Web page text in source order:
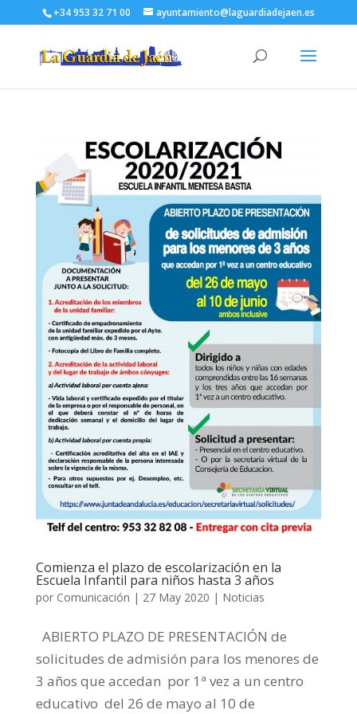
+34 953 32 71 00 ayuntamiento@laguardiadejaen.es
Comienza el plazo de escolarización en la
Escuela Infantil para niños hasta 3 años
por Comunicación | 27 May 2020 | Noticias
ABIERTO PLAZO DE PRESENTACIÓN de
solicitudes de admisión para los menores de
3 años que accedan por 1ª vez a un centro
educativo del 26 de mayo al 10 de